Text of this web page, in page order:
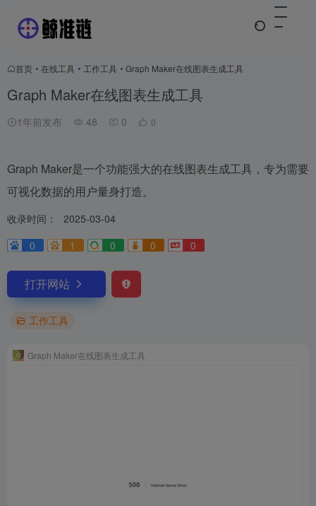
首页 • 在线工具 • 工作工具 • Graph Maker在线图表生成工具
Graph Maker在线图表生成工具
1年前发布 48 0 0
Graph Maker是一个功能强大的在线图表生成工具，专为需要
可视化数据的用户量身打造。
收录时间：
2025-03-04
0
1 0 0 0
打开网站
工作工具
Graph Maker在线图表生成工具